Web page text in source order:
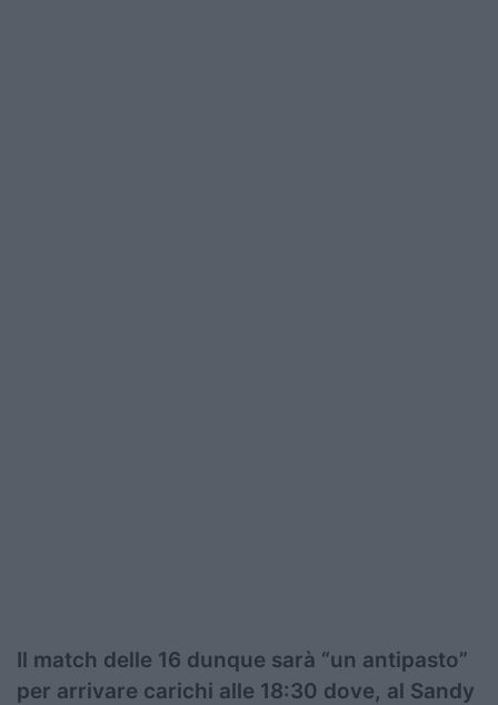
Il match delle 16 dunque sarà “un antipasto”
per arrivare carichi alle 18:30 dove, al Sandy